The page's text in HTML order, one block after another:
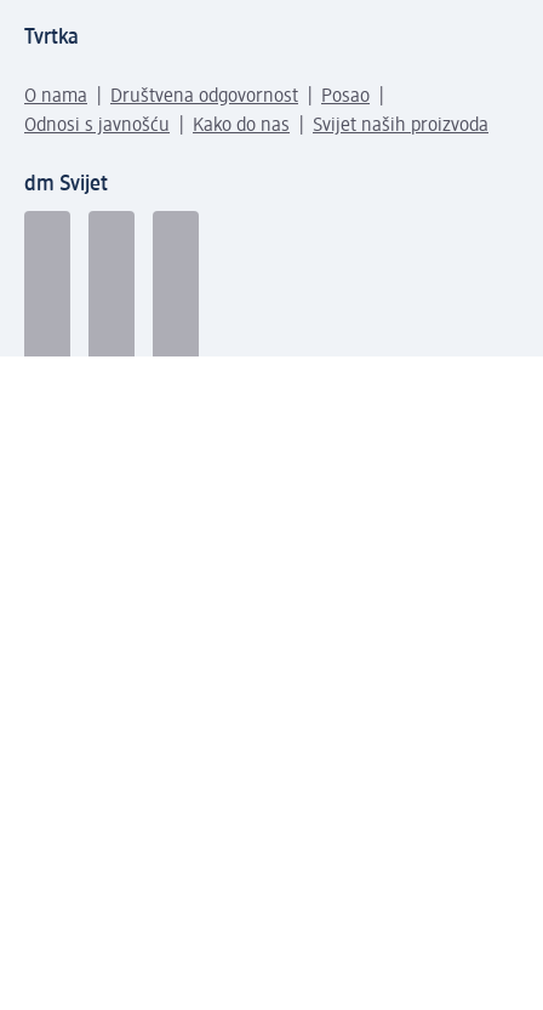
Tvrtka
O nama Društvena odgovornost
Posao
Odnosi s javnošću
Kako do nas Svijet naših proizvoda
dm Svijet